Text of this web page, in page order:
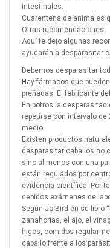
intestinales.
Cuarentena de animales
Otras recomendaciones
Aquí te dejo algunas
ayudarán a desparasitar
Debemos desparasitar
Hay fármacos que
preñadas. El fabricante
En potros la
repetirse con intervalo
medio.
Existen productos
desparasitar caballos no
sino al menos con una
están regulados por
evidencia científica. Por
debidos exámenes de
Según Jo Bird en su libro
zanahorias, el ajo, el
higos, comidos
caballo frente a los